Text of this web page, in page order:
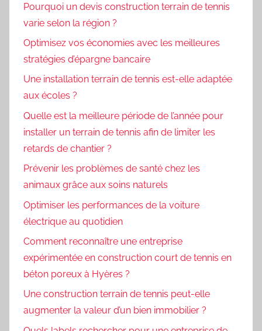
Pourquoi un devis construction terrain de tennis
varie selon la région ?
Optimisez vos économies avec les meilleures
stratégies d’épargne bancaire
Une installation terrain de tennis est-elle adaptée
aux écoles ?
Quelle est la meilleure période de l’année pour
installer un terrain de tennis afin de limiter les
retards de chantier ?
Prévenir les problèmes de santé chez les
animaux grâce aux soins naturels
Optimiser les performances de la voiture
électrique au quotidien
Comment reconnaître une entreprise
expérimentée en construction court de tennis en
béton poreux à Hyères ?
Une construction terrain de tennis peut-elle
augmenter la valeur d’un bien immobilier ?